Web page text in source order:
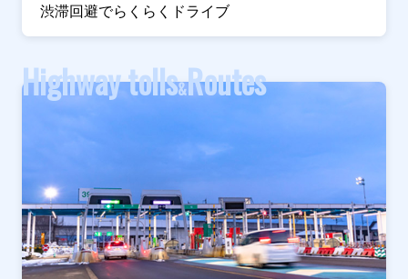
１車線規制
故障車
東海ＪＣＴ付近→空港北トンネル出口付近
１車線規制
原因
渋滞回避でらくらくドライブ
Highway tolls&Routes